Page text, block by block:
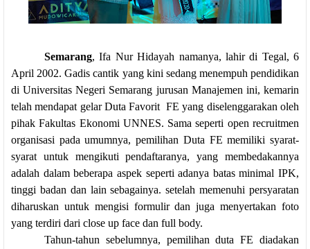
Semarang, Ifa Nur Hidayah namanya, lahir di Tegal, 6
April 2002. Gadis cantik yang kini sedang menempuh pendidikan
di Universitas Negeri Semarang jurusan Manajemen ini, kemarin
telah mendapat gelar Duta Favorit FE yang diselenggarakan oleh
pihak Fakultas Ekonomi UNNES. Sama seperti open recruitmen
organisasi pada umumnya, pemilihan Duta FE memiliki syarat-
syarat untuk mengikuti pendaftaranya, yang membedakannya
adalah dalam beberapa aspek seperti adanya batas minimal IPK,
tinggi badan dan lain sebagainya. setelah memenuhi persyaratan
diharuskan untuk mengisi formulir dan juga menyertakan foto
yang terdiri dari close up face dan full body.
Tahun-tahun sebelumnya, pemilihan duta FE diadakan